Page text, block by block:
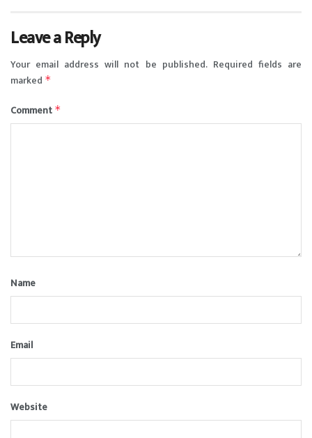
Leave a Reply
Your email address will not be published. Required fields are
marked *
Comment *
Name
Email
Website